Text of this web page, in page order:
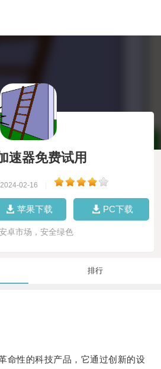
速器免费试用
02-16
苹果下载 PC下载
卓市场，安全绿色
排行
性的科技产品，它通过创新的设